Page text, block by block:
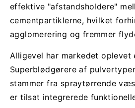
effektive "afstandsholdere"
cementpartiklerne, hvilket
agglomerering og fremmer
Alligevel har markedet oplevet
Superblødgørere af
stammer fra spraytørrende
er tilsat integrerede